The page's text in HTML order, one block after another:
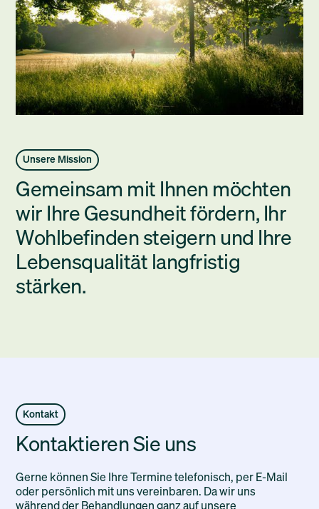
Unsere Mission
Gemeinsam mit Ihnen möchten
wir Ihre Gesundheit fördern, Ihr
Wohlbefinden steigern und Ihre
Lebensqualität langfristig
stärken.
Kontakt
Kontaktieren Sie uns
Gerne können Sie Ihre Termine telefonisch, per E-Mail
oder persönlich mit uns vereinbaren. Da wir uns
während der Behandlungen ganz auf unsere